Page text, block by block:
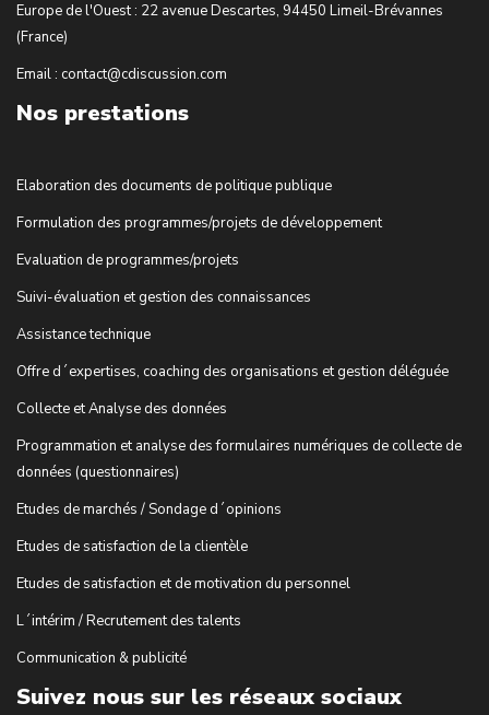
Europe de l'Ouest : 22 avenue Descartes, 94450 Limeil-Brévannes
(France)
Email : contact@cdiscussion.com
Nos prestations
Elaboration des documents de politique publique
Formulation des programmes/projets de développement
Evaluation de programmes/projets
Suivi-évaluation et gestion des connaissances
Assistance technique
Offre d´expertises, coaching des organisations et gestion déléguée
Collecte et Analyse des données
Programmation et analyse des formulaires numériques de collecte de
données (questionnaires)
Etudes de marchés / Sondage d´opinions
Etudes de satisfaction de la clientèle
Etudes de satisfaction et de motivation du personnel
L´intérim / Recrutement des talents
Communication & publicité
Suivez nous sur les réseaux sociaux